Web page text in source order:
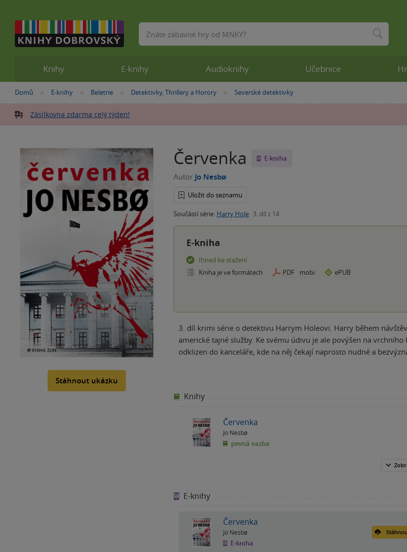
Nacházíte
zde:
Domů »
E-knihy »
Beletrie »
Detektivky, Thrillery a Horory »
Severské detektivky
Zásilkovna zdarma celý týden!
Stáhnout ukázku
Červenka E-kniha
Autor Jo Nesbø
Uložit do seznamu
Součástí série: Harry Hole 3. díl z 14
E-kniha
Ihned ke stažení
Kniha je ve formátech
PDF mobi ePUB
3. díl krimi série o detektivu Harrym Holeovi. Harry během
americké tajné služby. Ke svému údivu je ale povýšen na
odklizen do kanceláře, kde na něj čekají naprosto nudné a
Knihy
Červenka
Jo Nesbø
pevná vazba
E-knihy
Červenka
Jo Nesbø
E-kniha
Knihy E-knihy Audioknihy Učebnice
Vyhledávání